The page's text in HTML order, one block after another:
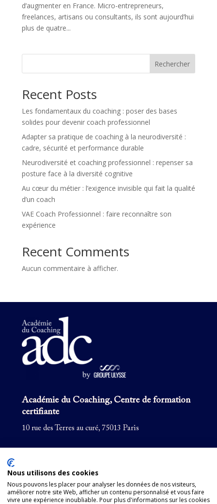
d’augmenter en France. Micro-entrepreneurs,
freelances, artisans ou consultants, ils sont aujourd’hui
plus de quatre...
Rechercher
Recent Posts
Les fondamentaux du coaching : poser des bases
solides pour devenir coach professionnel
Adapter sa pratique de coaching à la neurodiversité :
cadre, sécurité et performance durable
Neurodiversité et coaching professionnel : repenser sa
posture face à la diversité cognitive
Au cœur du métier : l’exigence invisible qui fait la qualité
d’un coach
VAE Coach Professionnel : faire reconnaître son
expérience
Recent Comments
Aucun commentaire à afficher.
Académie du Coaching, Centre de formation
certifiante
10 rue des Terres au curé, 75013 Paris
Formations courtes
Supervision
Nous utilisons des cookies
Nous pouvons les placer pour analyser les données de nos visiteurs,
améliorer notre site Web, afficher un contenu personnalisé et vous faire
vivre une expérience inoubliable. Pour plus d'informations sur les cookies